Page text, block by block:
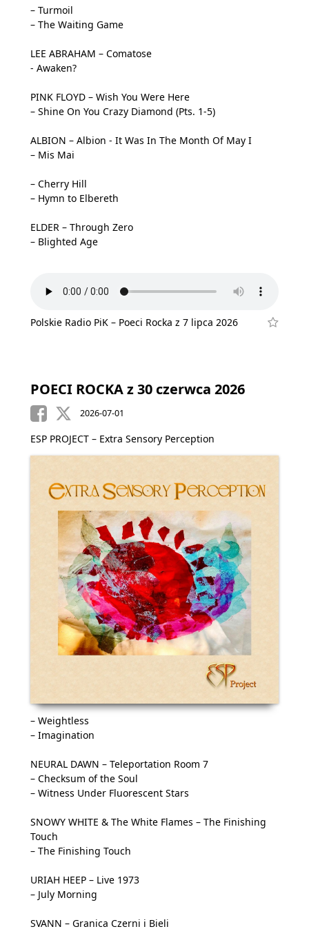
– Turmoil
– The Waiting Game
LEE ABRAHAM – Comatose
- Awaken?
PINK FLOYD – Wish You Were Here
– Shine On You Crazy Diamond (Pts. 1-5)
ALBION – Albion - It Was In The Month Of May I
– Mis Mai
– Cherry Hill
– Hymn to Elbereth
ELDER – Through Zero
– Blighted Age
Polskie Radio PiK – Poeci Rocka z 7 lipca 2026
POECI ROCKA z 30 czerwca 2026
2026-07-01
ESP PROJECT – Extra Sensory Perception
– Weightless
– Imagination
NEURAL DAWN – Teleportation Room 7
– Checksum of the Soul
– Witness Under Fluorescent Stars
SNOWY WHITE & The White Flames – The Finishing
Touch
– The Finishing Touch
URIAH HEEP – Live 1973
– July Morning
SVANN – Granica Czerni i Bieli